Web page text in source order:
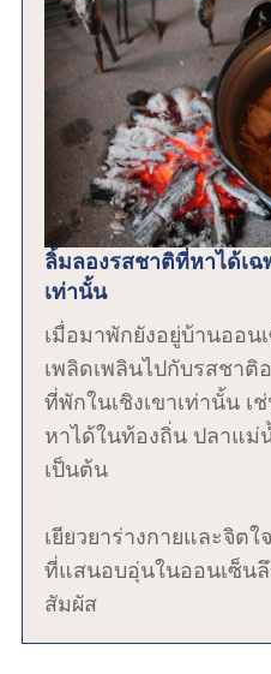
ลิ้มลองรสชาติที่หาได้เ
เท่านั้น
เมื่อมาพักยังอยู่บ้านออ
เพลิดเพลินไปกับรสชาติ
ที่พักในเชิงเขาเท่านั้น เ
หาได้ในท้องถิ่น ปลาแม่
เป็นต้น
เยียวยาร่างกายและจิต
ที่แสนอบอุ่นในออนเซ็น
สัมผัส